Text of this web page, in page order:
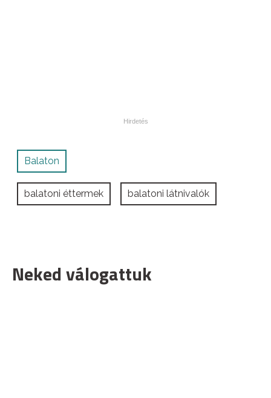
Balaton
balatoni éttermek balatoni látnivalók
Neked válogattuk